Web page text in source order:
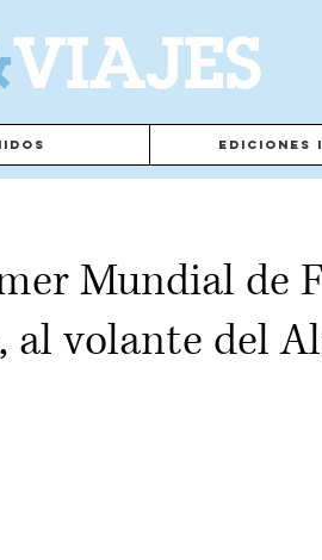
VIAJES
Ediciones
Mundial de
al volante del